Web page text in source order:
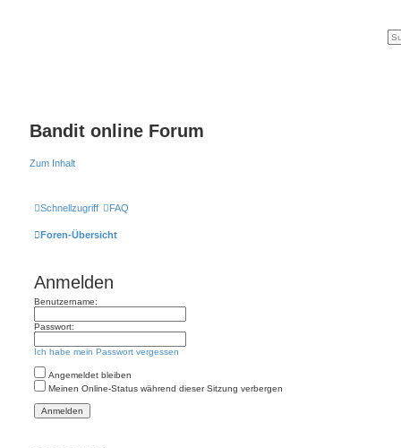
Bandit online Forum
Zum Inhalt
Schnellzugriff FAQ
Foren-Übersicht
Anmelden
Benutzername:
Passwort:
Ich habe mein Passwort vergessen
Angemeldet bleiben
Meinen Online-Status während dieser Sitzung verbergen